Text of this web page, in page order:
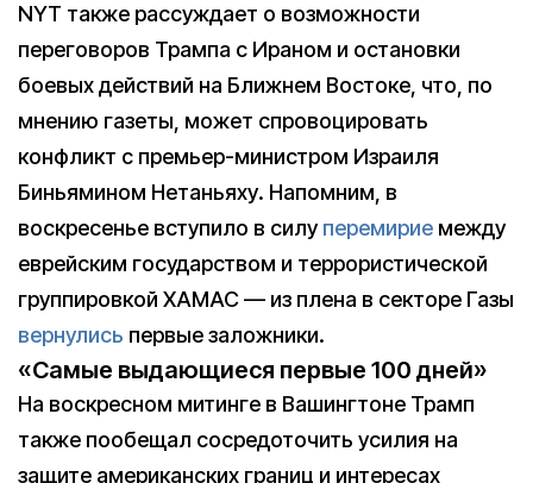
NYT также рассуждает о возможности
переговоров Трампа с Ираном и остановки
боевых действий на Ближнем Востоке, что, по
мнению газеты, может спровоцировать
конфликт с премьер-министром Израиля
Биньямином Нетаньяху. Напомним, в
воскресенье вступило в силуперемирие между
еврейским государством и террористической
группировкой ХАМАС — из плена в секторе Газы
вернулись первые заложники.
«Самые выдающиеся первые 100 дней»
На воскресном митинге в Вашингтоне Трамп
также пообещал сосредоточить усилия на
защите американских границ и интересах